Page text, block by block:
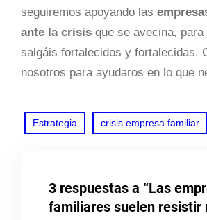
seguiremos apoyando las
ante la crisis que se avecina, para
salgáis fortalecidos y fortalecidas.
nosotros para ayudaros en lo que
Estrategia crisis empresa familiar
3 respuestas a “Las
familiares suelen resistir